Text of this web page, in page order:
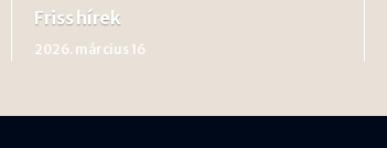
Friss hírek
2026. március 16